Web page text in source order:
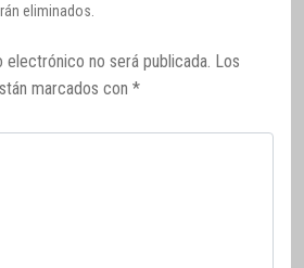
eliminados.
no será publicada. Los
marcados con *